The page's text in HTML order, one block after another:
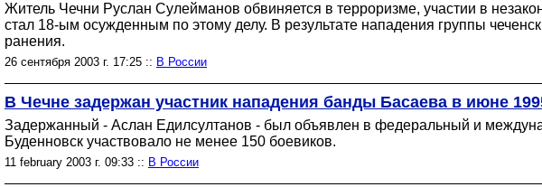
Житель Чечни Руслан Сулейманов обвиняется в терроризме, участии в
стал 18-ым осужденным по этому делу. В результате нападения группы
ранения.
26 сентября 2003 г. 17:25 :: В России
В Чечне задержан участник нападения банды Басаева в июне
Задержанный - Аслан Едилсултанов - был объявлен в федеральный и
Буденновск участвовало не менее 150 боевиков.
11 february 2003 г. 09:33 :: В России